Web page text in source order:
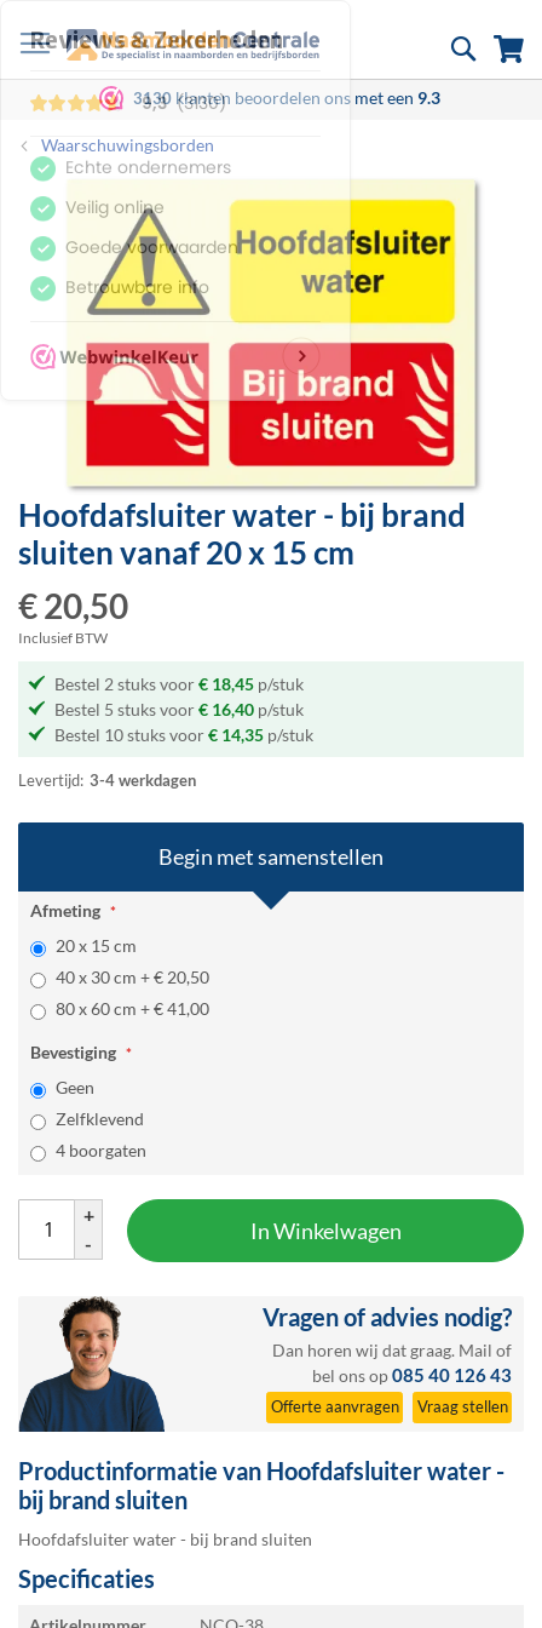
naar
Zoek
3130 klanten beoordelen ons met een 9.3
Waarschuwingsborden
Ga
naar
het
einde
van
gallerij
Ga
naar
het
van
de
gallerij
Hoofdafsluiter water - bij brand
sluitenvanaf 20 x 15 cm
€ 20,50
Inclusief BTW
Bestel 2 stuks voor€ 18,45 p/stuk
Bestel 5 stuks voor€ 16,40 p/stuk
Bestel 10 stuks voor€ 14,35 p/stuk
Levertijd: 3-4 werkdagen
Vragen of advies nodig?
Dan horen wij dat graag. Mail of
bel ons op085 40 126 43
Offerte aanvragen Vraag stellen
Begin met samenstellen
Afmeting
20 x 15 cm
40 x 30 cm +€ 20,50
80 x 60 cm +€ 41,00
Bevestiging
Geen
Zelfklevend
4 boorgaten
+
-
In Winkelwagen
Productinformatie van Hoofdafsluiter water -
bij brand sluiten
Hoofdafsluiter water - bij brand sluiten
Specificaties
Specificaties